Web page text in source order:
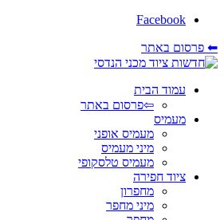
Facebook
⬅ פרסום באתר
עמוד הבית
⇦פרסום באתר
מעמיס
מעמיס אופני
מיני מעמיס
מעמיס טלסקופי
ציוד חפירה
מחפרון
מיני מחפר